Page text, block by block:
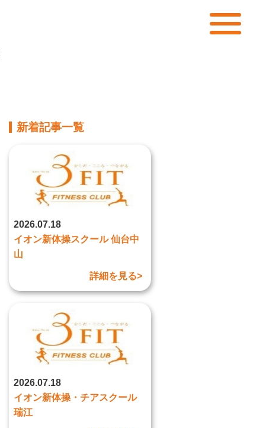
新着記事一覧
2026.07.18
イオン新体操スクール 仙台中
山
詳細を見る>
2026.07.18
イオン新体操・チアスクール
瑞江